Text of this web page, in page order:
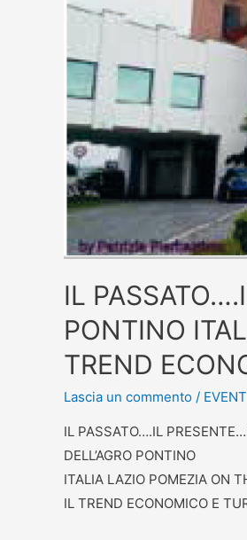
IL
PONTINO
TREND
Lascia un commento /
IL PASSATO….IL
DELL’AGRO PONTINO
ITALIA LAZIO POMEZIA ON
IL TREND ECONOMICO E